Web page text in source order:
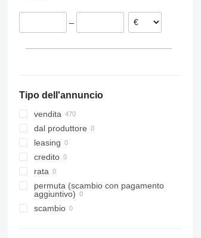
Polonia
Belgio
–
Tipo dell'annuncio
vendita
dal produttore
leasing
credito
rata
permuta (scambio con pagamento
aggiuntivo)
scambio